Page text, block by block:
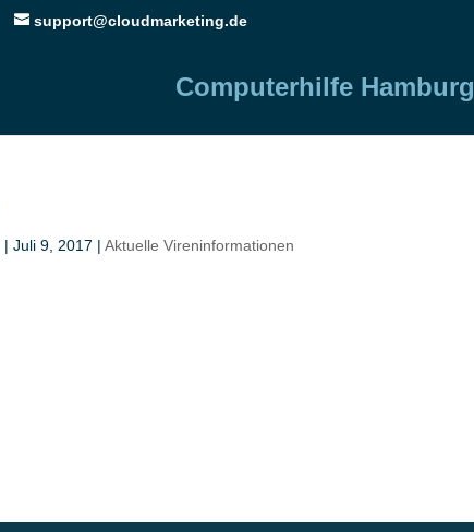
support@cloudmarketing.de
Computerhilfe Hamburg
| Juli 9, 2017 | Aktuelle Vireninformationen